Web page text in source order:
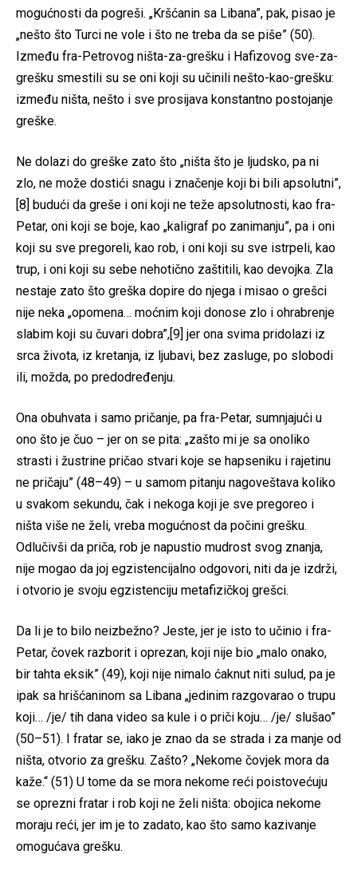
mogućnosti da pogreši. „Kršćanin sa Libana”, pak, pisao je
„nešto što Turci ne vole i što ne treba da se piše” (50).
Između fra-Petrovog ništa-za-grešku i Hafizovog sve-za-
grešku smestili su se oni koji su učinili nešto-kao-grešku:
između ništa, nešto i sve prosijava konstantno postojanje
greške.
Ne dolazi do greške zato što „ništa što je ljudsko, pa ni
zlo, ne može dostići snagu i značenje koji bi bili apsolutni”,
[8] budući da greše i oni koji ne teže apsolutnosti, kao fra-
Petar, oni koji se boje, kao „kaligraf po zanimanju”, pa i oni
koji su sve pregoreli, kao rob, i oni koji su sve istrpeli, kao
trup, i oni koji su sebe nehotično zaštitili, kao devojka. Zla
nestaje zato što greška dopire do njega i misao o grešci
nije neka „opomena… moćnim koji donose zlo i ohrabrenje
slabim koji su čuvari dobra”,[9] jer ona svima pridolazi iz
srca života, iz kretanja, iz ljubavi, bez zasluge, po slobodi
ili, možda, po predodređenju.
Ona obuhvata i samo pričanje, pa fra-Petar, sumnjajući u
ono što je čuo – jer on se pita: „zašto mi je sa onoliko
strasti i žustrine pričao stvari koje se hapseniku i rajetinu
ne pričaju” (48–49) – u samom pitanju nagoveštava koliko
u svakom sekundu, čak i nekoga koji je sve pregoreo i
ništa više ne želi, vreba mogućnost da počini grešku.
Odlučivši da priča, rob je napustio mudrost svog znanja,
nije mogao da joj egzistencijalno odgovori, niti da je izdrži,
i otvorio je svoju egzistenciju metafizičkoj grešci.
Da li je to bilo neizbežno? Jeste, jer je isto to učinio i fra-
Petar, čovek razborit i oprezan, koji nije bio „malo onako,
bir tahta eksik” (49), koji nije nimalo ćaknut niti sulud, pa je
ipak sa hrišćaninom sa Libana „jedinim razgovarao o trupu
koji… /je/ tih dana video sa kule i o priči koju… /je/ slušao”
(50–51). I fratar se, iako je znao da se strada i za manje od
ništa, otvorio za grešku. Zašto? „Nekome čovjek mora da
kaže.“ (51) U tome da se mora nekome reći poistovećuju
se oprezni fratar i rob koji ne želi ništa: obojica nekome
moraju reći, jer im je to zadato, kao što samo kazivanje
omogućava grešku.